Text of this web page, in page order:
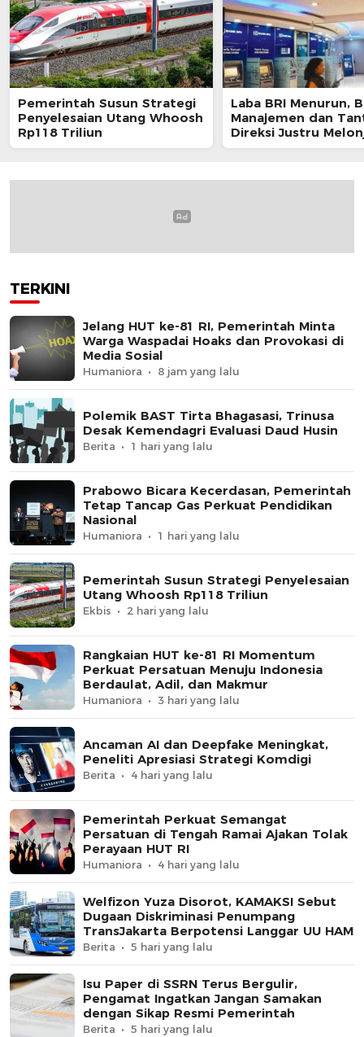
Pemerintah Susun Strategi
Penyelesaian Utang Whoosh
Rp118 Triliun
Laba BRI Menurun,
Manajemen dan
Direksi Justru
TERKINI
Jelang HUT ke-81 RI, Pemerintah Minta
Warga Waspadai Hoaks dan Provokasi di
Media Sosial
Humaniora 8 jam yang lalu
Polemik BAST Tirta Bhagasasi, Trinusa
Desak Kemendagri Evaluasi Daud Husin
Berita 1 hari yang lalu
Prabowo Bicara Kecerdasan, Pemerintah
Tetap Tancap Gas Perkuat Pendidikan
Nasional
Humaniora 1 hari yang lalu
Pemerintah Susun Strategi Penyelesaian
Utang Whoosh Rp118 Triliun
Ekbis 2 hari yang lalu
Rangkaian HUT ke-81 RI Momentum
Perkuat Persatuan Menuju Indonesia
Berdaulat, Adil, dan Makmur
Humaniora 3 hari yang lalu
Ancaman AI dan Deepfake Meningkat,
Peneliti Apresiasi Strategi Komdigi
Berita 4 hari yang lalu
Pemerintah Perkuat Semangat
Persatuan di Tengah Ramai Ajakan Tolak
Perayaan HUT RI
Humaniora 4 hari yang lalu
Welfizon Yuza Disorot, KAMAKSI Sebut
Dugaan Diskriminasi Penumpang
TransJakarta Berpotensi Langgar UU HAM
Berita 5 hari yang lalu
Isu Paper di SSRN Terus Bergulir,
Pengamat Ingatkan Jangan Samakan
dengan Sikap Resmi Pemerintah
Berita 5 hari yang lalu